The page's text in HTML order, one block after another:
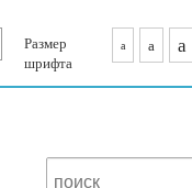
Размер
шрифта
a a a